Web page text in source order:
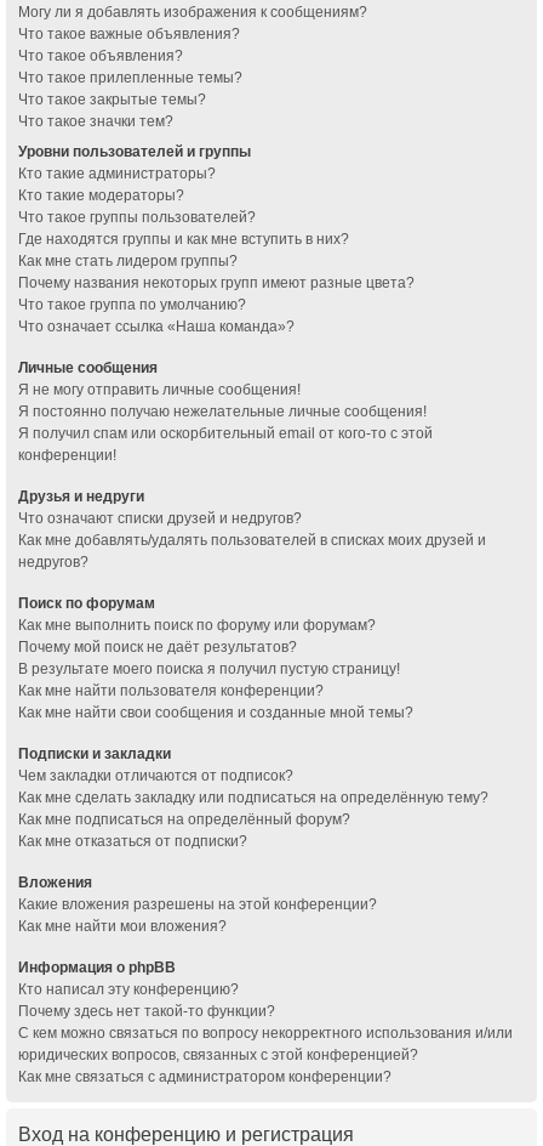
Могу ли я добавлять изображения к сообщениям?
Что такое важные объявления?
Что такое объявления?
Что такое прилепленные темы?
Что такое закрытые темы?
Что такое значки тем?
Уровни пользователей и группы
Кто такие администраторы?
Кто такие модераторы?
Что такое группы пользователей?
Где находятся группы и как мне вступить в них?
Как мне стать лидером группы?
Почему названия некоторых групп имеют разные цвета?
Что такое группа по умолчанию?
Что означает ссылка «Наша команда»?
Личные сообщения
Я не могу отправить личные сообщения!
Я постоянно получаю нежелательные личные сообщения!
Я получил спам или оскорбительный email от кого-то с этой
конференции!
Друзья и недруги
Что означают списки друзей и недругов?
Как мне добавлять/удалять пользователей в списках моих друзей и
недругов?
Поиск по форумам
Как мне выполнить поиск по форуму или форумам?
Почему мой поиск не даёт результатов?
В результате моего поиска я получил пустую страницу!
Как мне найти пользователя конференции?
Как мне найти свои сообщения и созданные мной темы?
Подписки и закладки
Чем закладки отличаются от подписок?
Как мне сделать закладку или подписаться на определённую тему?
Как мне подписаться на определённый форум?
Как мне отказаться от подписки?
Вложения
Какие вложения разрешены на этой конференции?
Как мне найти мои вложения?
Информация о phpBB
Кто написал эту конференцию?
Почему здесь нет такой-то функции?
С кем можно связаться по вопросу некорректного использования и/или
юридических вопросов, связанных с этой конференцией?
Как мне связаться с администратором конференции?
Вход на конференцию и регистрация